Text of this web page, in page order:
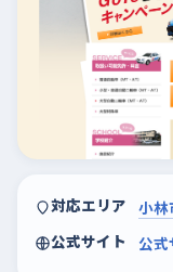
対応エリア 小林
公式サイト
公